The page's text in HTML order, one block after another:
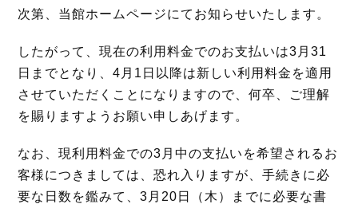
次第、当館ホームページにてお知らせいたします。
したがって、現在の利用料金でのお支払いは3月31
日までとなり、4月1日以降は新しい利用料金を適用
させていただくことになりますので、何卒、ご理解
を賜りますようお願い申しあげます。
なお、現利用料金での3月中の支払いを希望されるお
客様につきましては、恐れ入りますが、手続きに必
要な日数を鑑みて、3月20日（木）までに必要な書